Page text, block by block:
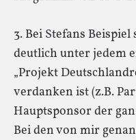
3. Bei Stefans
deutlich unter jedem
„Projekt
verdanken ist (z.B.
Hauptsponsor der
Bei den von mir